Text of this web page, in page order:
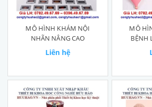
MÔ HÌNH KHÁM NỘI
NHÃN NÂNG CAO
Liên hệ
MÔ
BỆNH